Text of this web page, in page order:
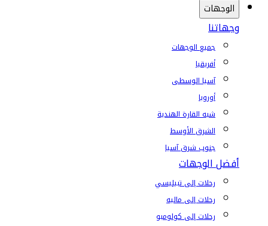
الوجهات
وجهاتنا
جميع الوجهات
أفريقيا
آسيا الوسطى
أوروبا
شبه القارة الهندية
الشرق الأوسط
جنوب شرق آسيا
أفضل الوجهات
رحلات إلى تبيليسي
رحلات إلى ماليه
رحلات إلى كولومبو